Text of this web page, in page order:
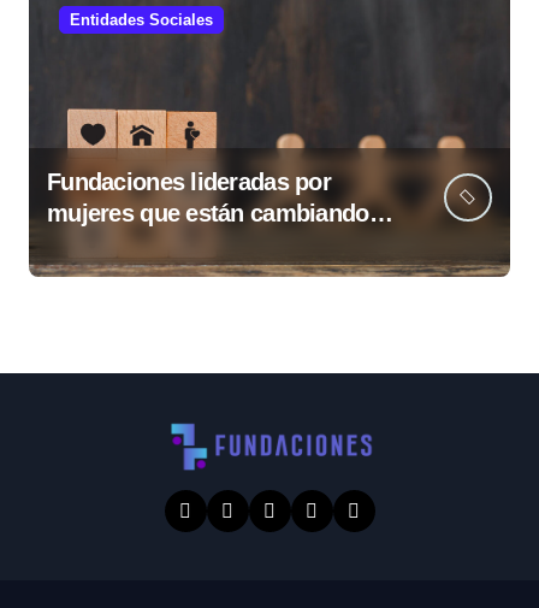
Entidades Sociales
Fundaciones lideradas por
mujeres que están cambiando
Guatemala